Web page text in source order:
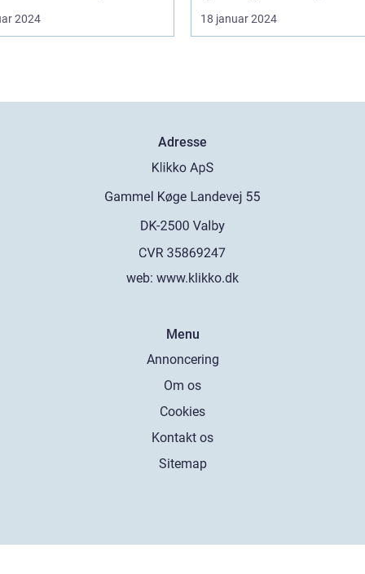
2024 18 januar 2024
Adresse
web: www.klikko.dk
Menu
Annoncering
Om os
Cookies
Kontakt os
Sitemap